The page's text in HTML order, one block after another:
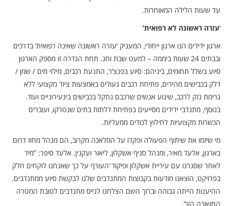
עד שעות הלילה המאוחרות.
‘עזרה ראשונה לא רפואית’
ארגון ידידים הנו ארגון ייחודי, המעניק ‘עזרה ראשונה שאינה רפואית’ בדרכים
ובבתים 24 שעות ביממה – למעט שבת וחג. תחת הגדרה זו מספק הארגון
סיוע בשלל תחומים, ביניהם: סיוע בפנצ’ר, התנעת רכבים, מילוי מים / שמן /
דלק בכבישים מהירים, פתיחת רכבים נעולים באמצעות ציוד מקצועי ללא
גרימת נזק לרכב, שינוע אנשים שרכבם נתקל בכבישים בינעירוניים ועוד.
בנוסף, מתנדבי ידידים מסייעים בפתיחת דלתות בתים שנטרקו, ועוברים
הכשרות מקצועיות לחילוץ לכודים ממעליות.
מי שיזמו את שיתוף הפעולה ופקדו על המלאכה מקרוב, הם מנהל מחוז דרום
בארגון, אלעד מאיר, ומנהל סניף אשקלון, ליאור ועקנין. אלעד סיפר: ”מיד
לאחר שסגרנו עם עיריית אשקלון ופיקוד־העורף על כך שאנחנו לוקחים חלק
בפרויקט, הוצאנו מודעות בקבוצות המתנדבים שלנו לבקשת סיוע ממתנדבים.
ההיענות הייתה גבוהה וברוך השם הצלחנו לגייס מתנדבים לטובת המטרה
החשובה הזו”.